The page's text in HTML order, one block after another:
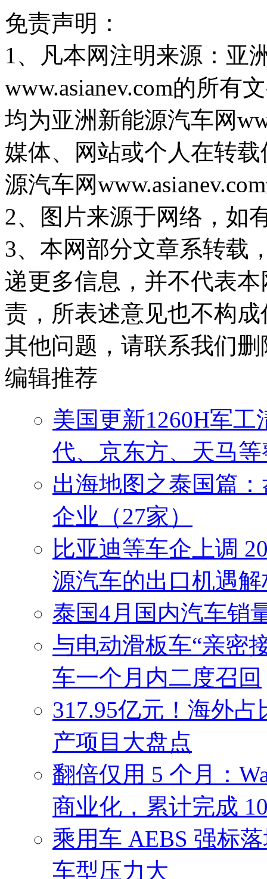
免责声明：
1、凡本网注明来源：亚
www.asianev.com的所有
均为亚洲新能源汽车网
媒体、网站或个人在转
源汽车网
2、图片来源于网络，如
3、本网部分文章系转载
递更多信息，并不代表
责，所表述意见也不构
其他问题，请联系我们
编辑推荐
美国更新1260H军
代、京东方、天马
出海地图之泰国篇
企业（27家）
比亚迪等车企上调
源汽车的出口机遇解
泰国4月国内汽车销
与电动滑板车“亲密
车一个月内二度召回
317.95亿元！海外
产项目大盘点
翻倍仅用 5 个月：
商业化，累计完成
乘用车 AEBS 强标
车型压力大